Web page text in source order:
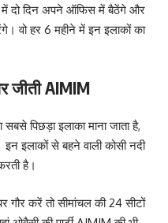
में दो दिन अपने ऑफिस में बैठेंगे और
वो हर 6 महीने में इन इलाकों का
जीती AIMIM
सबसे पिछड़ा इलाका माना जाता है,
इन इलाकों से बहने वाली कोसी नदी
है।
गौर करें तो सीमांचल की 24 सीटों